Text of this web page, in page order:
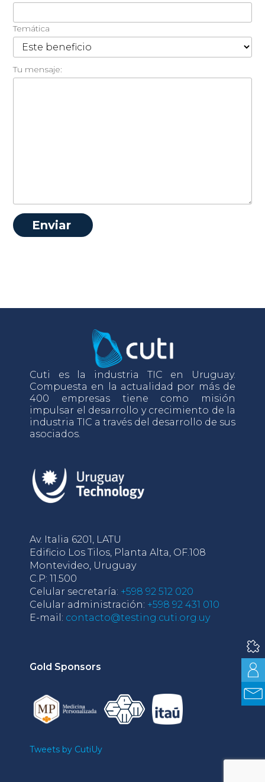
Temática
Tu mensaje:
Cuti es la industria TIC en Uruguay.
Compuesta en la actualidad por más de
400 empresas tiene como misión
impulsar el desarrollo y crecimiento de la
industria TIC a través del desarrollo de sus
asociados.
Av. Italia 6201, LATU
Edificio Los Tilos, Planta Alta, OF.108
Montevideo, Uruguay
C.P: 11.500
Celular secretaría: +598 92 512 020
Celular administración: +598 92 431 010
E-mail: contacto@testing.cuti.org.uy
Gold Sponsors
Tweets by CutiUy